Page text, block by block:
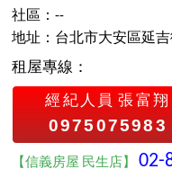
社區：--
地址：台北市大安區延
租屋專線：
經紀人員 張富翔
0975075983
【信義房屋 民生店】02-